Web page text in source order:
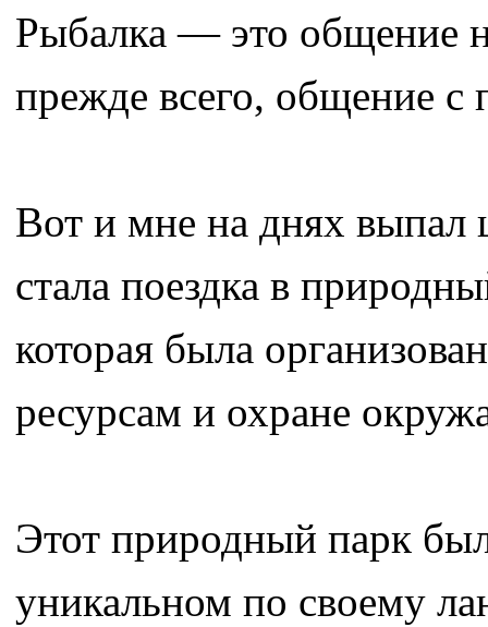
Рыбалка — это общение
прежде всего, общение
Вот и мне на днях выпал
стала поездка в
которая была
ресурсам и охране
Этот природный парк
уникальном по своему